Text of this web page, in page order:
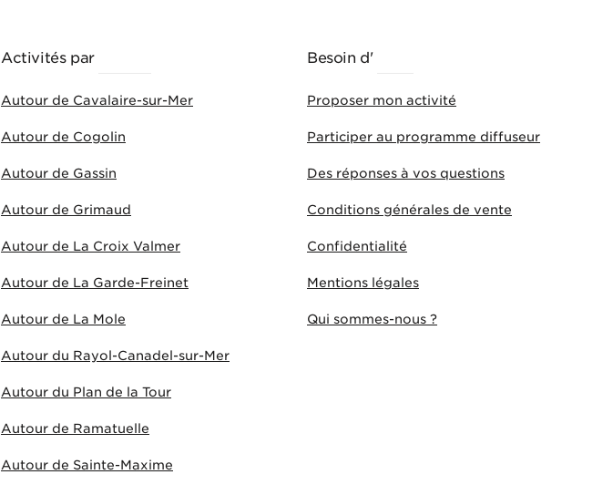
Activités par
Autour de Cavalaire-sur-Mer
Autour de Cogolin
Autour de Gassin
Autour de Grimaud
Autour de La Croix Valmer
Autour de La Garde-Freinet
Autour de La Mole
Autour du Rayol-Canadel-sur-Mer
Autour du Plan de la Tour
Autour de Ramatuelle
Autour de Sainte-Maxime
Besoin d'
Proposer mon activité
Participer au programme diffuseur
Des réponses à vos questions
Conditions générales de vente
Confidentialité
Mentions légales
Qui sommes-nous ?